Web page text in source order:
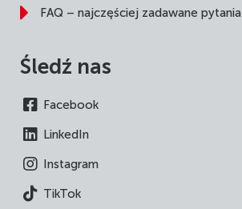
FAQ – najczęściej zadawane pytania
Śledź nas
Facebook
LinkedIn
Instagram
TikTok